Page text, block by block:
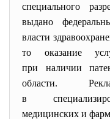
специального
выдано
власти
то оказание
при наличии
области.
в
медицинских и